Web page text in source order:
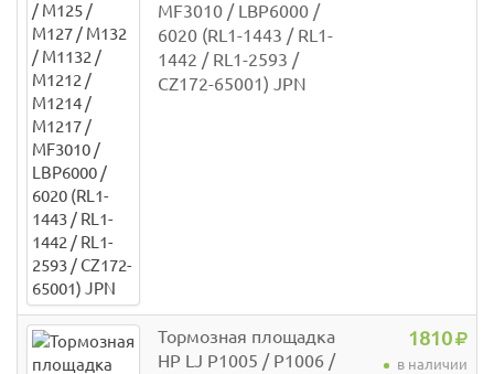
MF3010 / LBP6000 /
6020 (RL1-1443 / RL1-
1442 / RL1-2593 /
CZ172-65001) JPN
Тормозная площадка
HP LJ P1005 / P1006 /
1810
в наличии